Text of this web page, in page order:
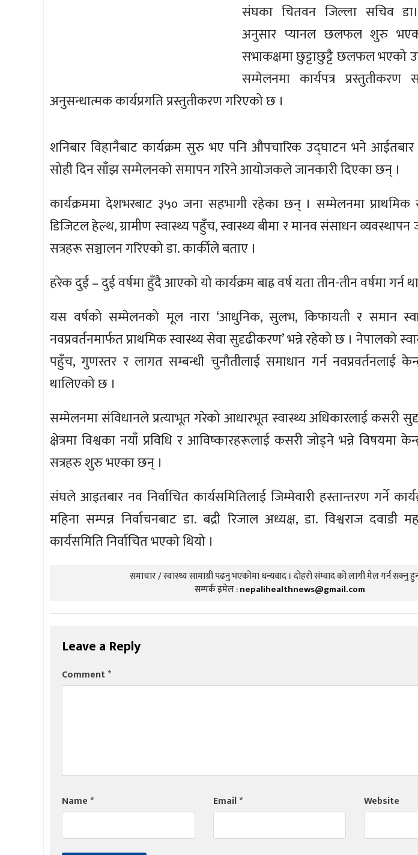
संघका चितवन जिल्ला सचिव डा।
अनुसार प्यानल छलफल शुरु
सभाकक्षमा छुट्टाछुट्टै छलफल भएको
सम्मेलनमा कार्यपत्र प्रस्तुतीकरण
अनुसन्धात्मक कार्यप्रगति प्रस्तुतीकरण गरिएको छ ।
शनिबार विहानैबाट कार्यक्रम सुरु भए पनि औपचारिक उद्घाटन भने आईतबार
सोही दिन साँझ सम्मेलनको समापन गरिने आयोजकले जानकारी दिएका छन् ।
कार्यक्रममा देशभरबाट ३५० जना सहभागी रहेका छन् । सम्मेलनमा प्राथमिक
डिजिटल हेल्थ, ग्रामीण स्वास्थ्य पहुँच, स्वास्थ्य बीमा र मानव संसाधन
सत्रहरू सञ्चालन गरिएको डा. कार्कीले बताए ।
हरेक दुई – दुई वर्षमा हुँदै आएको यो कार्यक्रम बाह्र वर्ष यता तीन-तीन वर्षमा गर्न
यस वर्षको सम्मेलनको मूल नारा ‘आधुनिक, सुलभ, किफायती र समान
नवप्रवर्तनमार्फत प्राथमिक स्वास्थ्य सेवा सुदृढीकरण’ भन्ने रहेको छ । नेपालको
पहुँच, गुणस्तर र लागत सम्बन्धी चुनौतीलाई समाधान गर्न नवप्रवर्तनलाई
थालिएको छ ।
सम्मेलनमा संविधानले प्रत्याभूत गरेको आधारभूत स्वास्थ्य अधिकारलाई कसरी
क्षेत्रमा विश्वका नयाँ प्रविधि र आविष्कारहरूलाई कसरी जोड्ने भन्ने विषयमा
सत्रहरु शुरु भएका छन् ।
संघले आइतबार नव निर्वाचित कार्यसमितिलाई जिम्मेवारी हस्तान्तरण गर्ने
महिना सम्पन्न निर्वाचनबाट डा. बद्री रिजाल अध्यक्ष, डा. विश्वराज दवाडी
कार्यसमिति निर्वाचित भएको थियो ।
समाचार / स्वास्थ्य सामाग्री पढनु भएकोमा धन्यवाद । दोहरो संम्वाद को लागी मेल गर्न सक्नु
सम्पर्क इमेल :nepalihealthnews@gmail.com
Leave a Reply
Comment*
Name* Email* Website